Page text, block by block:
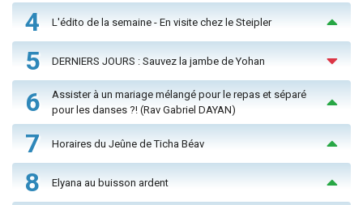
4 L'édito de la semaine - En visite chez le Steipler
5 DERNIERS JOURS : Sauvez la jambe de Yohan
6
Assister à un mariage mélangé pour le repas et séparé
pour les danses ?! (Rav Gabriel DAYAN)
7 Horaires du Jeûne de Ticha Béav
8 Elyana au buisson ardent